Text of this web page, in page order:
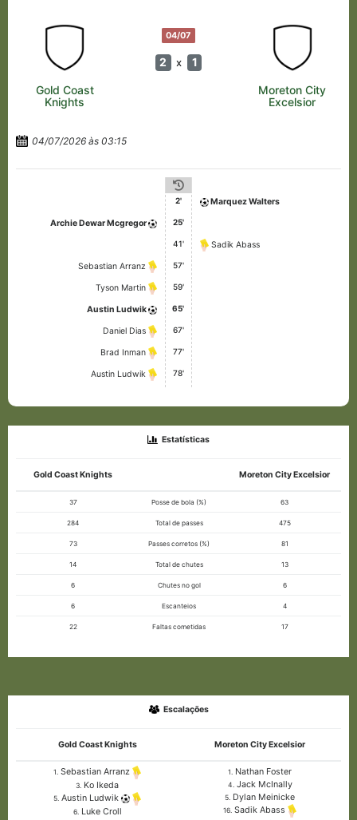
04/07
2 x 1
Gold Coast
Knights
Moreton City
Excelsior
04/07/2026 às 03:15
2' Marquez Walters
Archie Dewar Mcgregor 25'
41' Sadik Abass
Sebastian Arranz 57'
Tyson Martin 59'
Austin Ludwik 65'
Daniel Dias 67'
Brad Inman 77'
Austin Ludwik 78'
Estatísticas
Gold Coast Knights Moreton City Excelsior
37 Posse de bola (%) 63
284 Total de passes 475
73 Passes corretos (%) 81
14 Total de chutes 13
6 Chutes no gol 6
6 Escanteios 4
22 Faltas cometidas 17
Escalações
Gold Coast Knights Moreton City Excelsior
1. Sebastian Arranz
3. Ko Ikeda
5. Austin Ludwik
6.Luke Croll
1. Nathan Foster
4. Jack McInally
5. Dylan Meinicke
16. Sadik Abass